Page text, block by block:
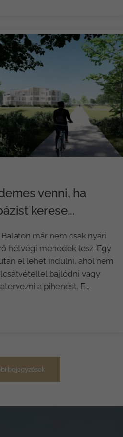
venni, ha
kerese...
már nem csak nyári
hétvégi menedék lesz. Egy
el lehet indulni, ahol nem
bajlódni vagy
a pihenést. E...
bejegyzések